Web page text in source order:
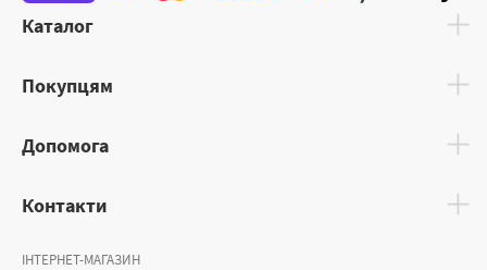
Каталог
Покупцям
Допомога
Контакти
ІНТЕРНЕТ-МАГАЗИН